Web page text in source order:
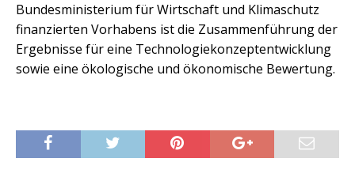
Bundesministerium für Wirtschaft und Klimaschutz
finanzierten Vorhabens ist die Zusammenführung der
Ergebnisse für eine Technologiekonzeptentwicklung
sowie eine ökologische und ökonomische Bewertung.